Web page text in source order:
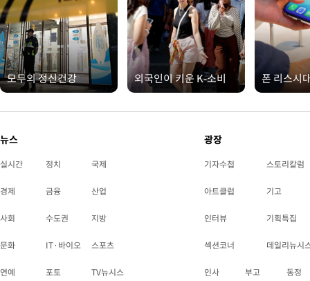
모두의 정신건강 외국인이 키운 K-소비 폰 리스시
뉴스
실시간 정치 국제
경제 금융 산업
사회 수도권 지방
문화 IT·바이오 스포츠
연예 포토 TV뉴시스
광장
기자수첩 스토리칼럼
아트클럽 기고
인터뷰 기획특집
섹션코너 데일리뉴시
인사 부고 동정